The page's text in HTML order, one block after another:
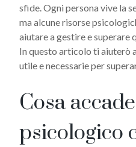
sfide. Ogni persona vive la
ma alcune risorse
aiutare a gestire e superare
In questo articolo ti aiuterò
utile e necessarie per
Cosa
psicologico